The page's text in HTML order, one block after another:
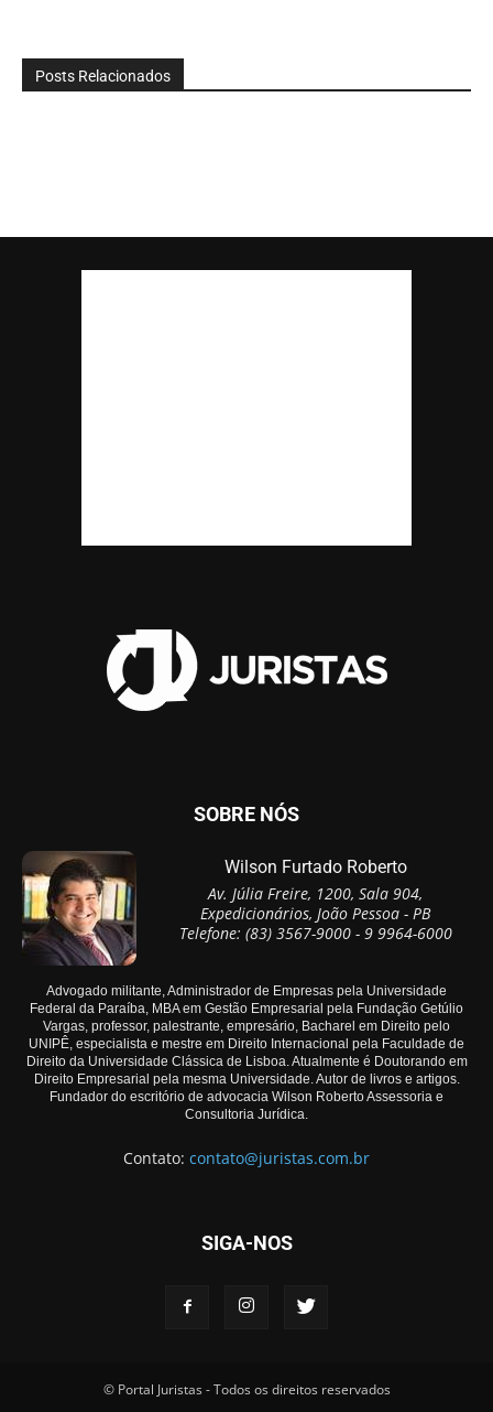
Posts Relacionados
SOBRE NÓS
Wilson Furtado Roberto
Av. Júlia Freire, 1200, Sala 904,
Expedicionários, João Pessoa - PB
Telefone: (83) 3567-9000 - 9 9964-6000
Advogado militante, Administrador de Empresas pela Universidade
Federal da Paraíba, MBA em Gestão Empresarial pela Fundação Getúlio
Vargas, professor, palestrante, empresário, Bacharel em Direito pelo
UNIPÊ, especialista e mestre em Direito Internacional pela Faculdade de
Direito da Universidade Clássica de Lisboa. Atualmente é Doutorando em
Direito Empresarial pela mesma Universidade. Autor de livros e artigos.
Fundador do escritório de advocacia Wilson Roberto Assessoria e
Consultoria Jurídica.
Contato: contato@juristas.com.br
SIGA-NOS
© Portal Juristas - Todos os direitos reservados